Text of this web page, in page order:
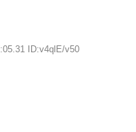
ID:v4qlE/v50